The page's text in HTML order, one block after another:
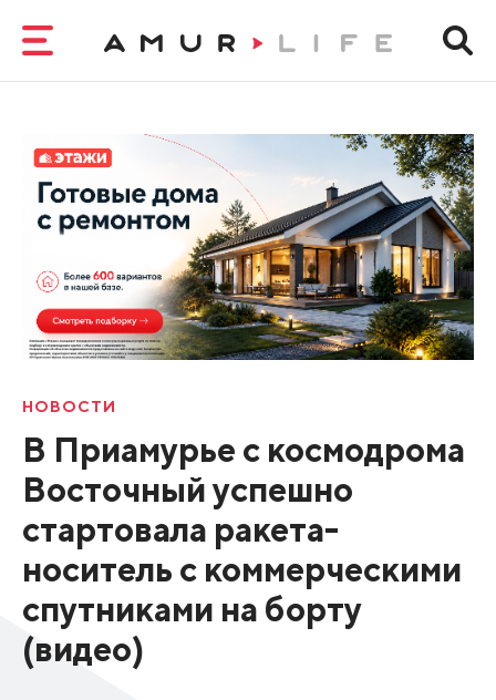
НОВОСТИ
В Приамурье с космодрома
Восточный успешно
стартовала ракета-
носитель с коммерческими
спутниками на борту
(видео)